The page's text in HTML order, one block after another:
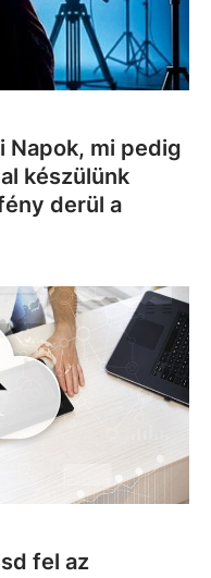
Napok, mi pedig
készülünk
derül a
fel az